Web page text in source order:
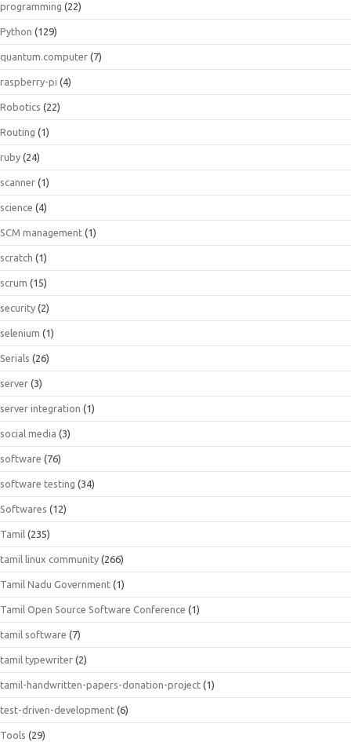
programming (22)
Python (129)
quantum.computer (7)
raspberry-pi (4)
Robotics (22)
Routing (1)
ruby (24)
scanner (1)
science (4)
SCM management (1)
scratch (1)
scrum (15)
security (2)
selenium (1)
Serials (26)
server (3)
server integration (1)
social media (3)
software (76)
software testing (34)
Softwares (12)
Tamil (235)
tamil linux community (266)
Tamil Nadu Government (1)
Tamil Open Source Software Conference (1)
tamil software (7)
tamil typewriter (2)
tamil-handwritten-papers-donation-project (1)
test-driven-development (6)
Tools (29)